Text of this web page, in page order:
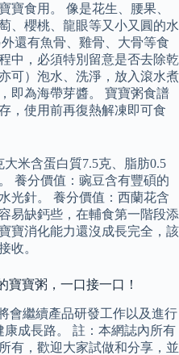
寶食用。 像是花生、腰果、
、櫻桃、龍眼等又小又圓的水
還有魚骨、雞骨、大骨等食
中，必須特別留意是否去除乾
可）泡水、洗淨，放入滾水煮
即為海帶芽醬。 寶寶粥食譜
，使用前再復熱解凍即可食
米含蛋白質7.5克、脂肪0.5
養分價值：豌豆含有豐碩的
光針。 養分價值：西蘭花含
易缺鈣些，在輔食第一階段添
寶消化能力還沒成長完全，該
收。
寶寶粥，一口接一口！
會繼續產品研發工作以及進行
成長路。 註：本網誌內所有
有，歡迎大家試做和分享，並